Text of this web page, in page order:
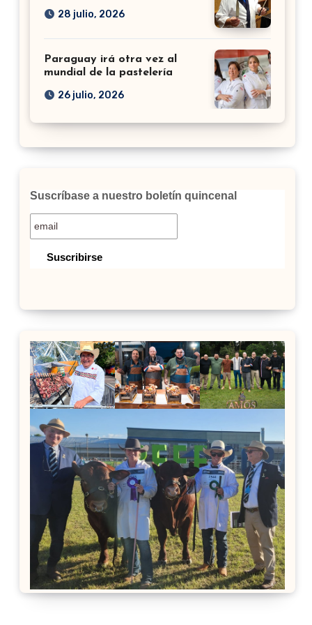
28 julio, 2026
Paraguay irá otra vez al
mundial de la pastelería
26 julio, 2026
Suscríbase a nuestro boletín quincenal